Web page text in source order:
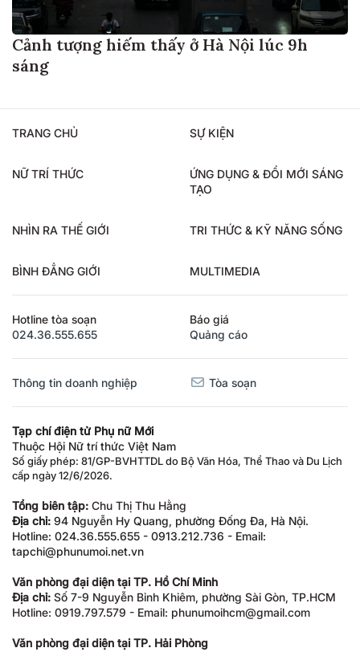
Cảnh tượng hiếm thấy ở Hà Nội lúc 9h
sáng
TRANG CHỦ SỰ KIỆN
NỮ TRÍ THỨC
ỨNG DỤNG & ĐỔI MỚI SÁNG
TẠO
NHÌN RA THẾ GIỚI TRI THỨC & KỸ NĂNG SỐNG
BÌNH ĐẲNG GIỚI MULTIMEDIA
Hotline tòa soạn
024.36.555.655
Báo giá
Quảng cáo
Thông tin doanh nghiệp Tòa soạn
Tạp chí điện tử Phụ nữ Mới
Thuộc Hội Nữ trí thức Việt Nam
Số giấy phép: 81/GP-BVHTTDL do Bộ Văn Hóa, Thể Thao và Du Lịch
cấp ngày 12/6/2026.
Tổng biên tập: Chu Thị Thu Hằng
Địa chỉ: 94 Nguyễn Hy Quang, phường Đống Đa, Hà Nội.
Hotline: 024.36.555.655 - 0913.212.736 - Email:
tapchi@phunumoi.net.vn
Văn phòng đại diện tại TP. Hồ Chí Minh
Địa chỉ: Số 7-9 Nguyễn Bỉnh Khiêm, phường Sài Gòn, TP.HCM
Hotline: 0919.797.579 - Email: phunumoihcm@gmail.com
Văn phòng đại diện tại TP. Hải Phòng